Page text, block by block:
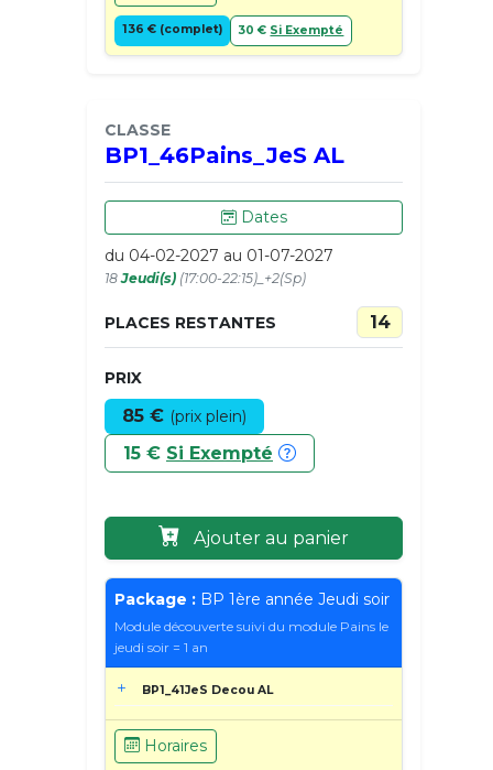
136 € (complet) 30 € Si Exempté
CLASSE
BP1_46Pains_JeS AL
Dates
du 04-02-2027 au 01-07-2027
18Jeudi(s) (17:00-22:15)_+2(Sp)
PLACES RESTANTES 14
PRIX
85 € (prix plein)
15 € Si Exempté
Ajouter au panier
Package : BP 1ère année Jeudi soir
Module découverte suivi du module Pains le
jeudi soir = 1 an
BP1_41JeS Decou AL
Horaires